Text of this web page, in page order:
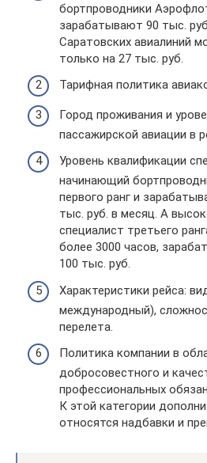
бортпроводники
зарабатывают 90 тыс.
Саратовских авиалиний
только на 27 тыс. руб.
Тарифная политика
Город проживания и
пассажирской авиации в
Уровень квалификации
начинающий
первого ранг и
тыс. руб. в месяц. А
специалист третьего
более 3000 часов,
100 тыс. руб.
Характеристики рейса:
международный),
перелета.
Политика компании в
добросовестного и
профессиональных
К этой категории
относятся надбавки и